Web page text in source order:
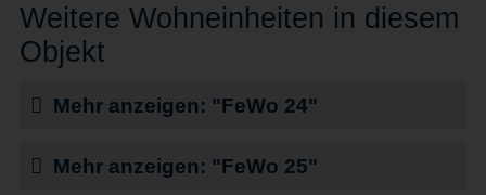
Weitere Wohneinheiten in diesem
Objekt
Mehr anzeigen: "FeWo 24"
Mehr anzeigen: "FeWo 25"